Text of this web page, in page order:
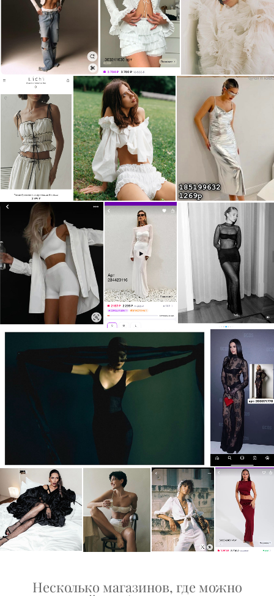
Несколько магазинов, где можно